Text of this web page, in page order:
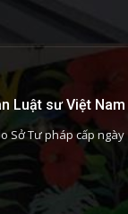
Luật sư Việt Nam
Sở Tư pháp cấp ngày